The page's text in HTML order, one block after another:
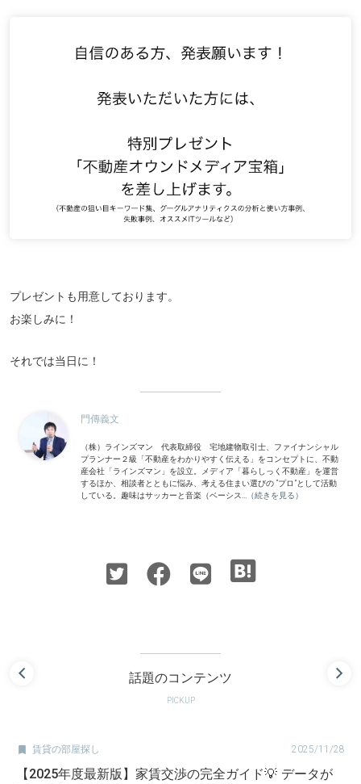
プレゼントも用意しております。
お楽しみに！
それでは当日に！
門傳義文
（株）ラインズマン 代表取締役 宅地建物取引士、ファイナンシャル
プランナー２級「不動産をわかりやすく伝える」をコンセプトに、不動
産会社「ラインズマン」を設立。メディア「暮らしっく不動産」を運営
するほか、相談者とともに悩み、考える住まい選びの “プロ”として活動
している。趣味はサッカーと音楽（ベーシス... （続きを見る）
話題のコンテンツ
PICKUP
 賃貸の部屋探し 2025/11/28
【2025年度最新版】家賃交渉の完全ガイド💡 データが